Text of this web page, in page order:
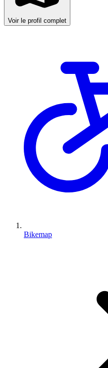
Voir le profil complet
Bikemap